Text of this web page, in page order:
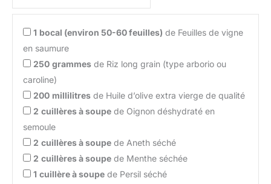
1 bocal (environ 50-60 feuilles) de Feuilles de vigne
en saumure
250 grammes de Riz long grain (type arborio ou
caroline)
200 millilitres de Huile d’olive extra vierge de qualité
2 cuillères à soupe de Oignon déshydraté en
semoule
2 cuillères à soupe de Aneth séché
2 cuillères à soupe de Menthe séchée
1 cuillère à soupe de Persil séché